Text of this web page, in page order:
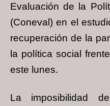
Evaluación de la
(Coneval) en el
recuperación de la
la política social
este lunes.
La imposibilidad